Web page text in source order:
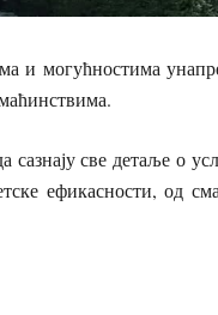
и могућностима
све детаље о
ефикасности, од